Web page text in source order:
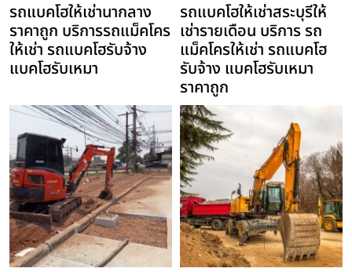
รถแบคโฮให้เช่านากลาง
ราคาถูก บริการรถแม็คโคร
ให้เช่า รถแบคโฮรับจ้าง
แบคโฮรับเหมา
รถแบคโฮให้เช่าสระบุรีให้
เช่ารายเดือน บริการ รถ
แม็คโครให้เช่า รถแบคโฮ
รับจ้าง แบคโฮรับเหมา
ราคาถูก